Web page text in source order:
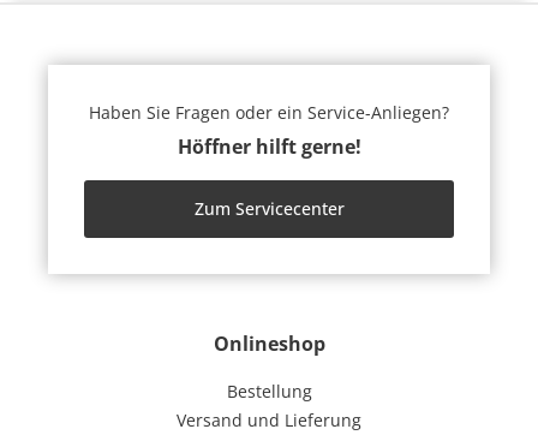
Onlineshop
Bestellung
Versand und Lieferung
Haben Sie Fragen oder ein Service-Anliegen?
Höffner hilft gerne!
Zum Servicecenter